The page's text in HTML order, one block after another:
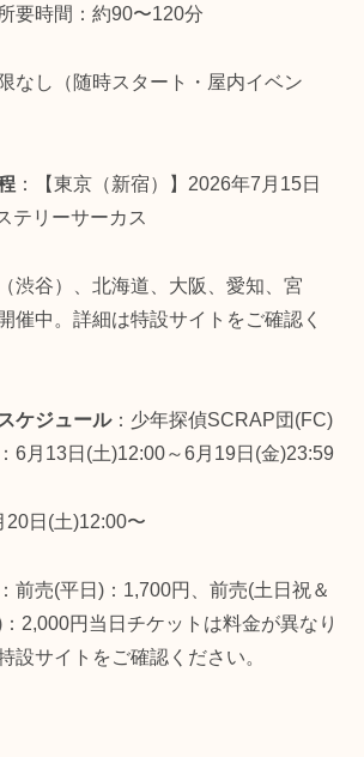
所要時間：約90〜120分
なし（随時スタート・屋内イベン
：【東京（新宿）】2026年7月15日
テリーサーカス
渋谷）、北海道、大阪、愛知、宮
催中。詳細は特設サイトをご確認く
ケジュール：少年探偵SCRAP団(FC)
6月13日(土)12:00～6月19日(金)23:59
20日(土)12:00〜
：前売(平日)：1,700円、前売(土日祝＆
2,000円当日チケットは料金が異なり
設サイトをご確認ください。